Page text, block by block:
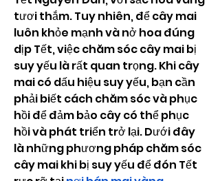
tươi thắm. Tuy nhiên, để cây mai
luôn khỏe mạnh và nở hoa đúng
dịp Tết, việc chăm sóc cây mai bị
suy yếu là rất quan trọng. Khi cây
mai có dấu hiệu suy yếu, bạn cần
phải biết cách chăm sóc và phục
hồi để đảm bảo cây có thể phục
hồi và phát triển trở lại. Dưới đây
là những phương pháp chăm sóc
cây mai khi bị suy yếu để đón Tết